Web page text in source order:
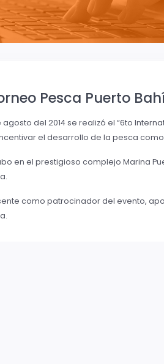
Pesca Puerto
agosto del 2014 se realizó el “6to
el desarrollo de la pesca
en el prestigioso complejo Marina
como patrocinador del evento,